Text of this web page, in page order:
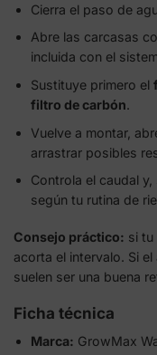
Cierra el paso de
Abre las carcasas
incluida con el
Sustituye primero el
filtro de carbón.
Vuelve a montar,
arrastrar posibles
Controla el caudal y,
según tu rutina de
Consejo práctico: si tu
acorta el intervalo. Si
suelen ser una buena
Ficha técnica
Marca: GrowMax